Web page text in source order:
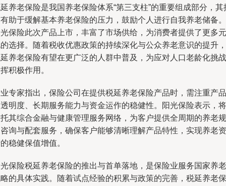
养老保险是我国养老保险体系“第三支柱”的重要组成部分，其
助于缓解基本养老保险的压力，鼓励个人进行自我养老储备。
保险此次产品上市，丰富了市场供给，为消费者提供了更多元
选择。随着税收优惠政策的持续深化与公众养老意识的提升，
养老保险有望在更广泛的人群中普及，为应对人口老龄化挑战
积极作用。
专家指出，保险公司在提供税延养老保险产品时，需注重产品
明度、长期服务能力与资金运作的稳健性。阳光保险表示，将
其综合金融与健康管理服务网络，为客户提供全周期的养老规
询与配套服务，确保客户能够清晰理解产品特性，实现养老资
稳健保值增值。
保险税延养老保险的推出与首单落地，是保险业服务国家养老
的具体实践。随着试点经验的积累与政策的完善，税延养老保